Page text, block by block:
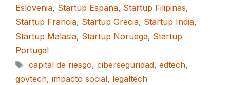
Eslovenia, Startup España, Startup Filipinas,
Startup Francia, Startup Grecia, Startup India,
Startup Malasia, Startup Noruega, Startup
Portugal
Etiquetas
capital de riesgo, ciberseguridad, edtech,
govtech, impacto social, legaltech